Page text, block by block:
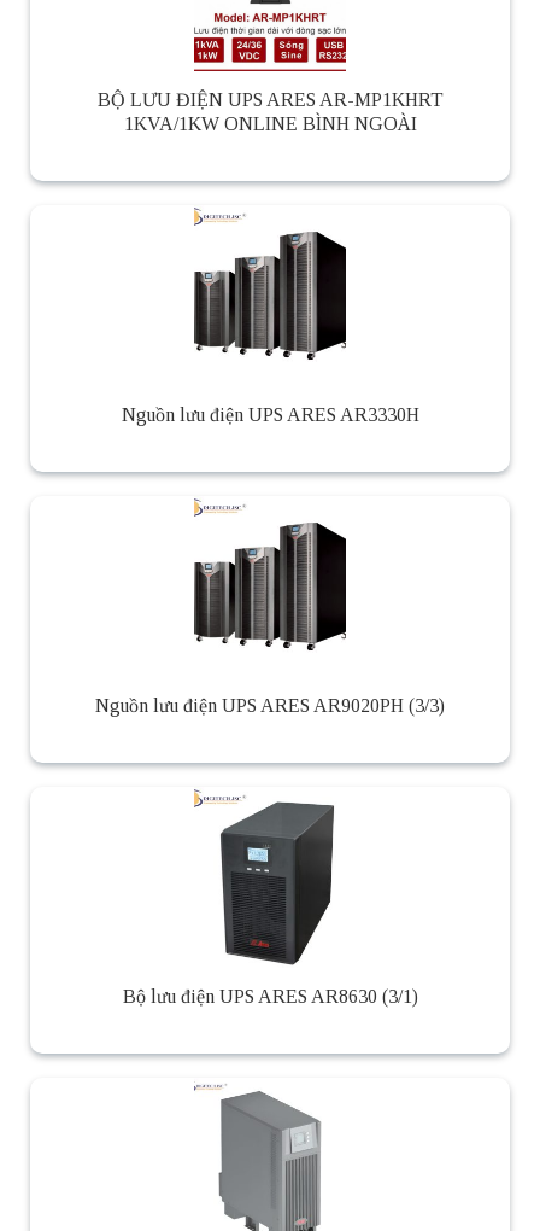
BỘ LƯU ĐIỆN UPS ARES AR-MP1KHRT
1KVA/1KW ONLINE BÌNH NGOÀI
Nguồn lưu điện UPS ARES AR3330H
Nguồn lưu điện UPS ARES AR9020PH (3/3)
Bộ lưu điện UPS ARES AR8630 (3/1)